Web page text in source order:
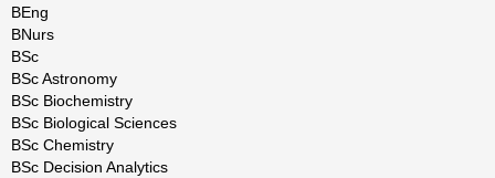
BEng
BNurs
BSc
BSc Astronomy
BSc Biochemistry
BSc Biological Sciences
BSc Chemistry
BSc Decision Analytics